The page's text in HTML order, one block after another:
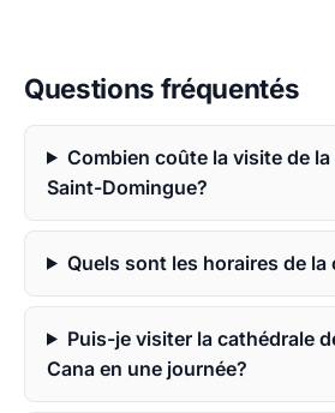
Questions fréquentés
Combien coûte la visite de
Saint-Domingue?
Quels sont les horaires de la
Puis-je visiter la cathédrale
Cana en une journée?